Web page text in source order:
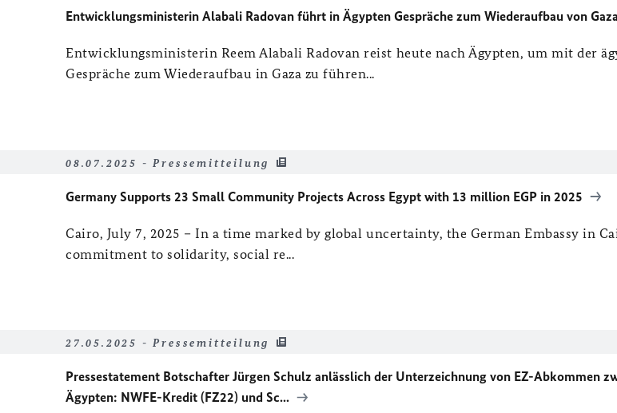
Entwicklungsministerin Alabali Radovan führt in Ägypten Gespräche zum Wiederaufbau von Gaza
Entwicklungsministerin Reem Alabali Radovan reist heute nach Ägypten, um mit der
Gespräche zum Wiederaufbau in Gaza zu führen...
08.07.2025 - Pressemitteilung
Germany Supports 23 Small Community Projects Across Egypt with 13 million EGP in 2025
Cairo, July 7, 2025 – In a time marked by global uncertainty, the German Embassy in
commitment to solidarity, social re...
27.05.2025 - Pressemitteilung
Pressestatement Botschafter Jürgen Schulz anlässlich der Unterzeichnung von EZ-Abkommen
Ägypten: NWFE-Kredit (FZ22) und Sc...